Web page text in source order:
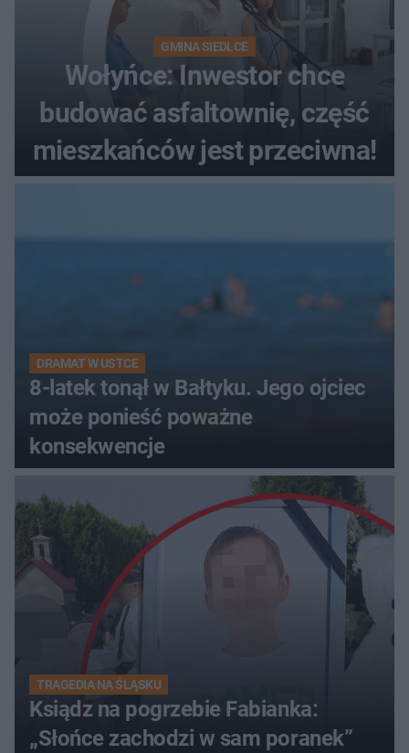
GMINA SIEDLCE
Wołyńce: Inwestor chce
budować asfaltownię, część
mieszkańców jest przeciwna!
DRAMAT W USTCE
8-latek tonął w Bałtyku. Jego ojciec
może ponieść poważne
konsekwencje
TRAGEDIA NA ŚLĄSKU
Ksiądz na pogrzebie Fabianka:
„Słońce zachodzi w sam poranek”